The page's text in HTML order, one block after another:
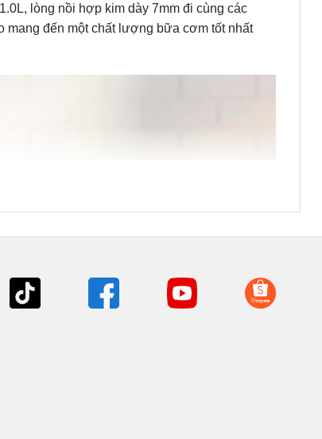
lòng nồi hợp kim dày 7mm đi cùng các
mang đến một chất lượng bữa cơm tốt nhất